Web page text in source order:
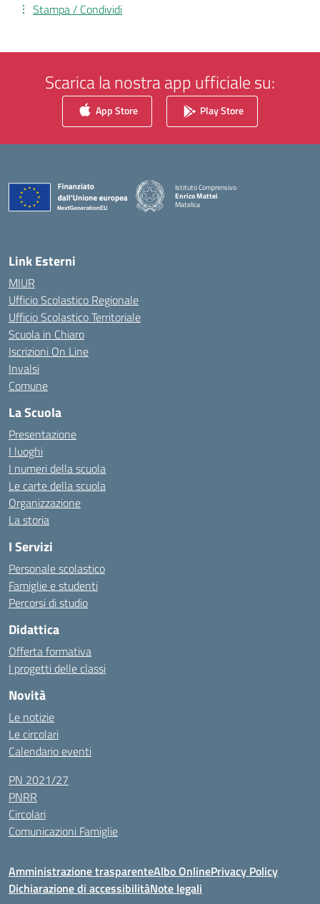
Stampa / Condividi
Scarica la nostra app ufficiale su:
App Store Play Store
Istituto Comprensivo
Enrico Mattei
Matelica
Link Esterni
MIUR
Ufficio Scolastico Regionale
Ufficio Scolastico Territoriale
Scuola in Chiaro
Iscrizioni On Line
Invalsi
Comune
La Scuola
Presentazione
I luoghi
I numeri della scuola
Le carte della scuola
Organizzazione
La storia
I Servizi
Personale scolastico
Famiglie e studenti
Percorsi di studio
Didattica
Offerta formativa
I progetti delle classi
Novità
Le notizie
Le circolari
Calendario eventi
PN 2021/27
PNRR
Circolari
Comunicazioni Famiglie
Amministrazione trasparenteAlbo OnlinePrivacy Policy
Dichiarazione di accessibilitàNote legali